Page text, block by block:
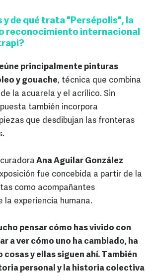
y de qué trata "Persépolis", la
reconocimiento internacional
principalmente pinturas
y gouache, técnica que combina
la acuarela y el acrílico. Sin
también incorpora
que desdibujan las fronteras
Ana Aguilar González
fue concebida a partir de la
como acompañantes
la experiencia humana.
pensar cómo has vivido con
a ver cómo uno ha cambiado, ha
y ellas siguen ahí. También
personal y la historia colectiva